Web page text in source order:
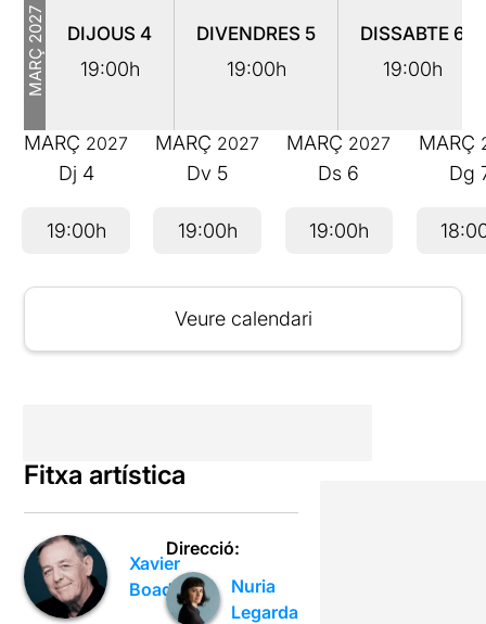
MARÇ
2027 DIJOUS4
19:00h
DIVENDRES 5
19:00h
DISSABTE 6
19:00h
MARÇ 2027
Dj 4
19:00h
MARÇ 2027
Dv 5
19:00h
MARÇ 2027
Ds 6
19:00h
MARÇ
Dg
Veure calendari
Fitxa artística
Xavier
Boada
Direcció:
Nuria
Legarda